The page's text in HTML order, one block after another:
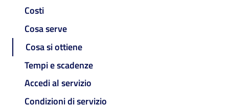
Costi
Cosa serve
Cosa si ottiene
Tempi e scadenze
Accedi al servizio
Condizioni di servizio